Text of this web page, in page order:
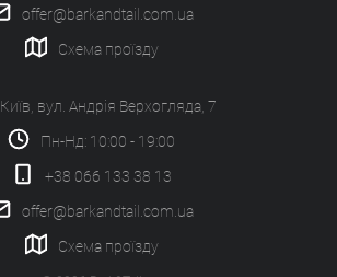
offer@barkandtail.com.ua
Схема проїзду
Київ, вул. Андрія Верхогляда, 7
Пн-Нд: 10:00 - 19:00
+38 066 133 38 13
offer@barkandtail.com.ua
Схема проїзду